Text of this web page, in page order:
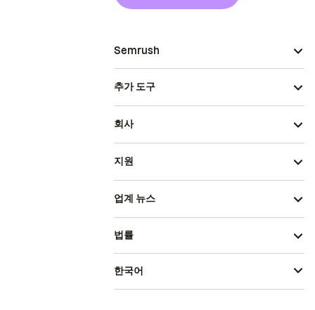
Semrush
추가 도구
회사
지원
업계 뉴스
법률
한국어